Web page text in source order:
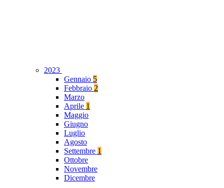
2023
Gennaio 5
Febbraio 2
Marzo
Aprile 1
Maggio
Giugno
Luglio
Agosto
Settembre 1
Ottobre
Novembre
Dicembre